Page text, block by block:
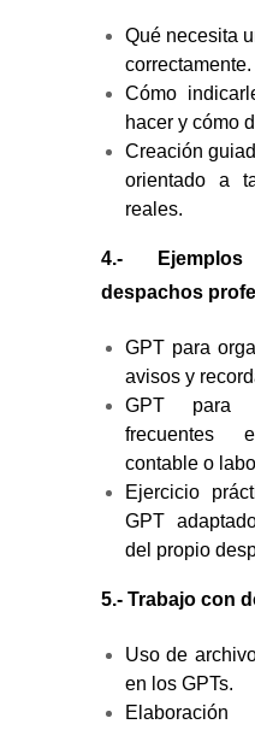
Qué necesita
correctamente.
Cómo
hacer y cómo
Creación
orientado a
reales.
4.-
despachos
GPT para
avisos y
GPT para
frecuentes
contable o
Ejercicio
GPT
del propio
5.- Trabajo con
Uso de
en los GPTs.